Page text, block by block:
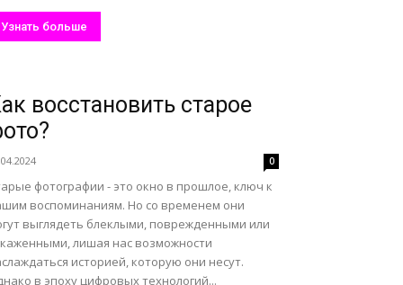
Узнать больше
восстановить старое
0
фотографии - это окно в прошлое, ключ к
воспоминаниям. Но со временем они
выглядеть блеклыми, поврежденными или
лишая нас возможности
историей, которую они несут.
в эпоху цифровых технологий...